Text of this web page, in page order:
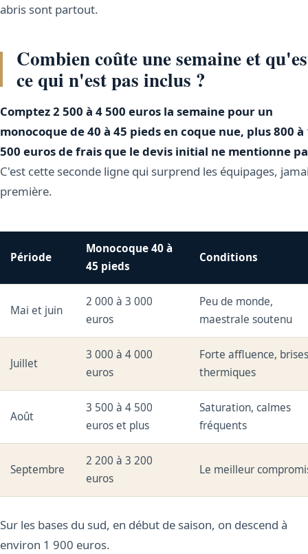
abris sont partout.
Combien coûte une semaine et
ce qui n'est pas inclus ?
Comptez 2 500 à 4 500 euros la semaine pour un
monocoque de 40 à 45 pieds en coque nue, plus 800 à
500 euros de frais que le devis initial ne mentionne
C'est cette seconde ligne qui surprend les équipages,
première.
Période
Monocoque 40 à
45 pieds
Conditions
Mai et juin
2 000 à 3 000
euros
Peu de monde,
maestrale soutenu
Juillet
3 000 à 4 000
euros
Forte affluence,
thermiques
Août
3 500 à 4 500
euros et plus
Saturation, calmes
fréquents
Septembre
2 200 à 3 200
euros
Le meilleur
Sur les bases du sud, en début de saison, on descend à
environ 1 900 euros.